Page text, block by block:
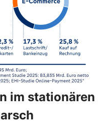
im stationären